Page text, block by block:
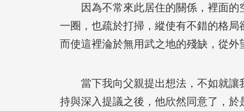
因為不常來此居住的關係，裡面的
一圈，也疏於打掃，縱使有不錯的格
而使這裡淪於無用武之地的殘缺，從外
當下我向父親提出想法，不如就讓
持與深入提議之後，他欣然同意了，